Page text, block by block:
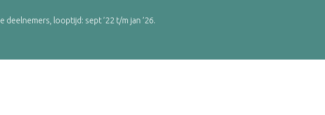
looptijd: sept ’22 t/m jan ’26.